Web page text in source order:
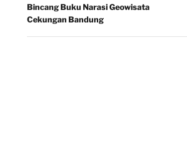
Bincang Buku Narasi Geowisata
Cekungan Bandung